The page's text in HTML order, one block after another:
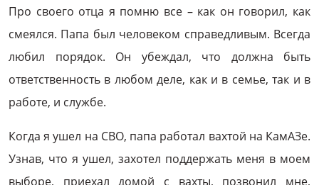
Про своего отца я помню все – как он говорил, как
смеялся. Папа был человеком справедливым. Всегда
любил порядок. Он убеждал, что должна быть
ответственность в любом деле, как и в семье, так и в
работе, и службе.
Когда я ушел на СВО, папа работал вахтой на КамАЗе.
Узнав, что я ушел, захотел поддержать меня в моем
выборе, приехал домой с вахты, позвонил мне,